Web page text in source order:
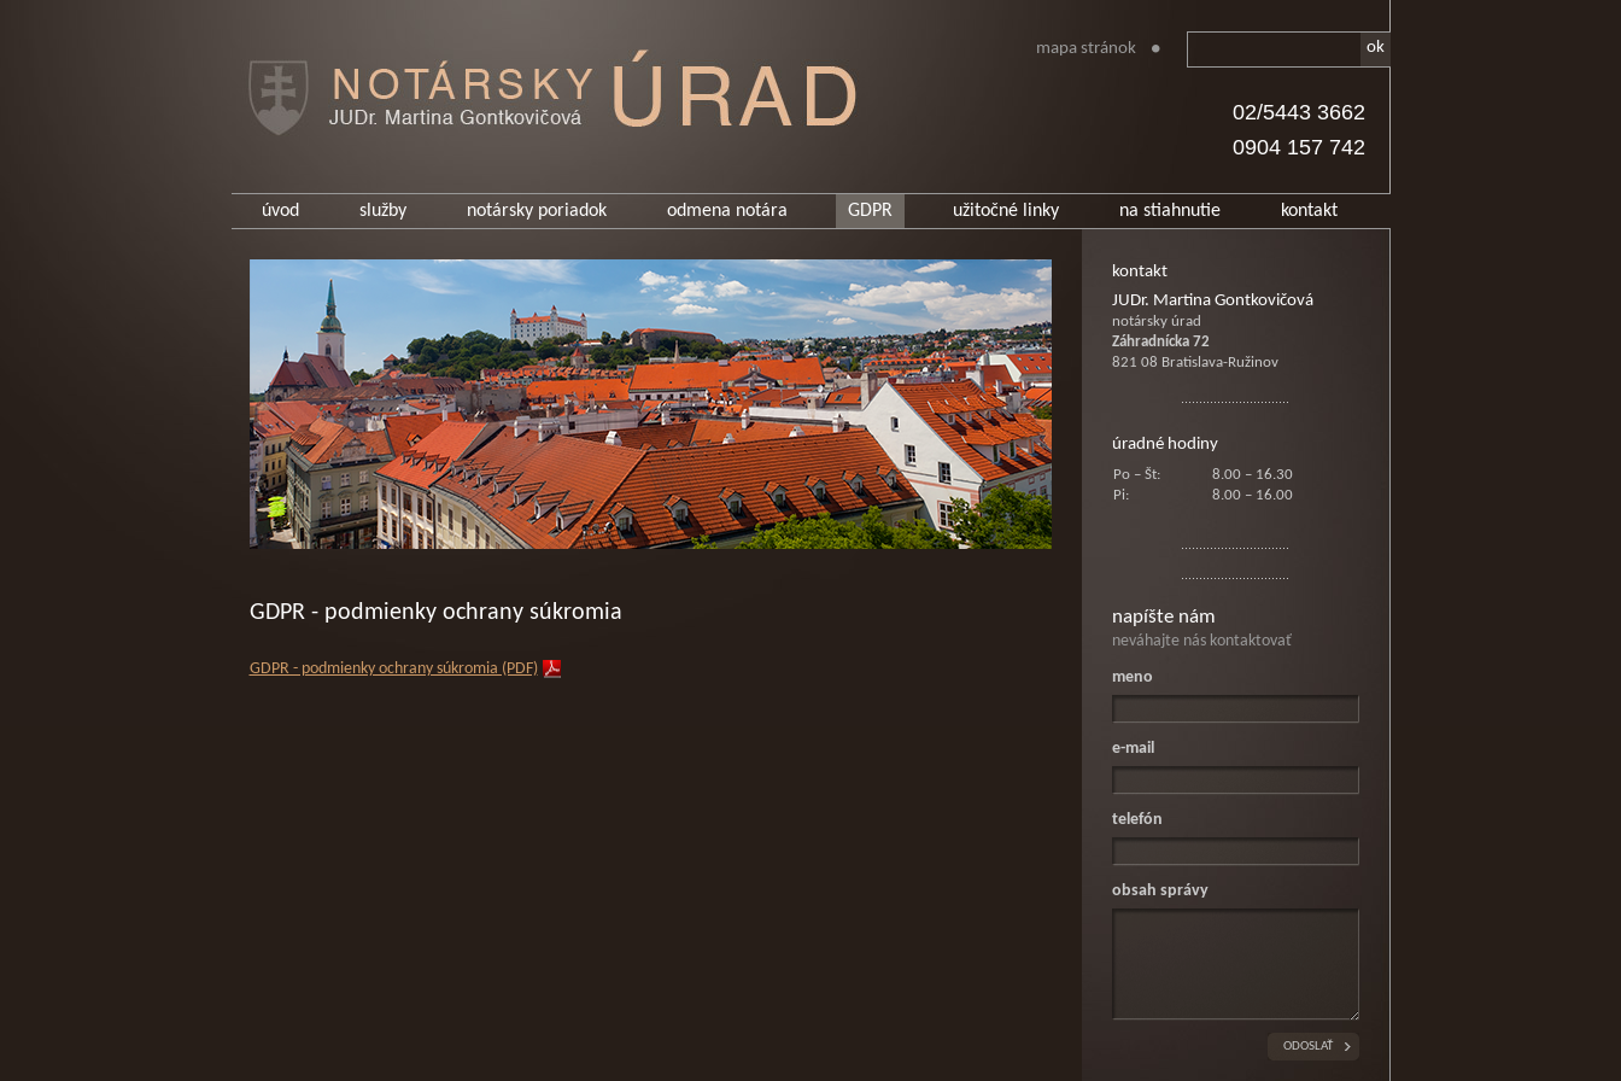
mapa stránok
02/5443 3662
0904 157 742
úvod služby notársky poriadok odmena notára GDPR užitočné linky na stiahnutie kontakt
GDPR - podmienky ochrany súkromia
GDPR - podmienky ochrany súkromia (PDF)
kontakt
JUDr. Martina Gontkovičová
notársky úrad
Záhradnícka 72
821 08 Bratislava-Ružinov
úradné hodiny
Po – Št:
8.00 – 16.30
Pi:
8.00 – 16.00
napíšte nám
neváhajte nás kontaktovať
meno
e-mail
telefón
obsah správy